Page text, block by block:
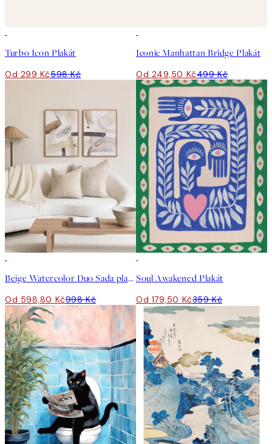
Turbo Icon Plakát
Od 299 Kč598 Kč
Iconic Manhattan Bridge Plakát
Od 249,50 Kč499 Kč
Beige Watercolor Duo Sada plakátů
Od 598,80 Kč998 Kč
Soul Awakened Plakát
Od 179,50 Kč359 Kč